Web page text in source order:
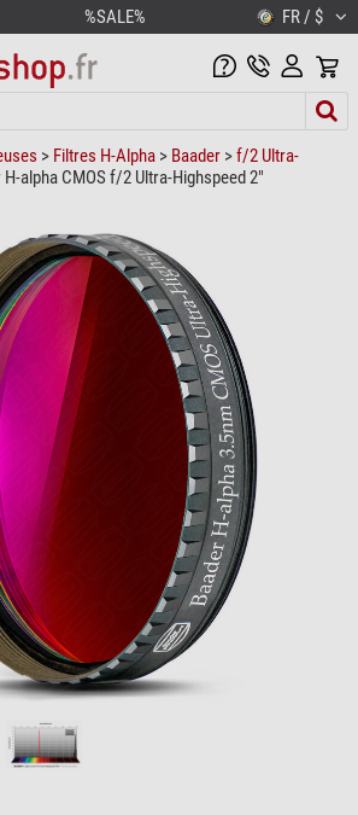
%SALE% FR / $
> Filtres H-Alpha > Baader >f/2 Ultra-
H-alpha CMOS f/2 Ultra-Highspeed 2"